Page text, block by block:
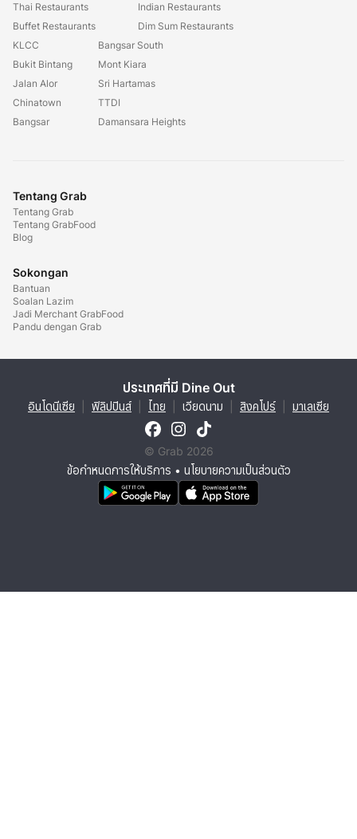
Thai Restaurants
Buffet Restaurants
Indian Restaurants
Dim Sum Restaurants
KLCC
Bukit Bintang
Jalan Alor
Chinatown
Bangsar
Bangsar South
Mont Kiara
Sri Hartamas
TTDI
Damansara Heights
Tentang Grab
Tentang Grab
Tentang GrabFood
Blog
Sokongan
Bantuan
Soalan Lazim
Jadi Merchant GrabFood
Pandu dengan Grab
ประเทศที่มี Dine Out
อินโดนีเซีย ฟิลิปปินส์ ไทย เวียดนาม สิงคโปร์ มาเลเซีย
© Grab 2026
ข้อกำหนดการให้บริการ • นโยบายความเป็นส่วนตัว